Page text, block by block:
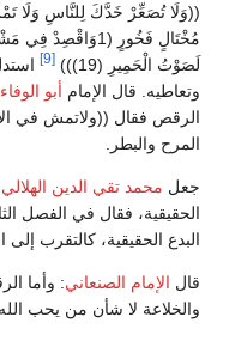
((وَلَا تُصَعِّرْ خَدَّكَ لِلنَّاسِ وَلَا
مُخْتَالٍ فَخُورٍ
لَصَوْتُ الْحَمِيرِ (19)))
[9]
وتعاطيه. قال الإمام أبو
الرقص فقال ((ولاتمش في
المرح والبطر.
جعل محمد تقي الدين الهلالي
الحقيقية، فقال في الفصل
البدع الحقيقية، كالتقرب
قال الإمام الصنعاني: وأما
والخلاعة لا شأن من يحب